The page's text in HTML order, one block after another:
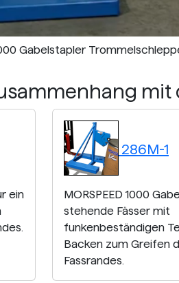
Gabelstapler
mit
ein
286M-1
MORSPEED 1000
stehende Fässer mit
funkenbeständigen
Backen zum Greifen
Fassrandes.